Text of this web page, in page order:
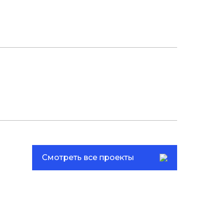
Смотреть все проекты